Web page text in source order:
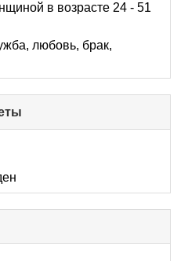
в возрасте 24 - 51
любовь, брак,
to